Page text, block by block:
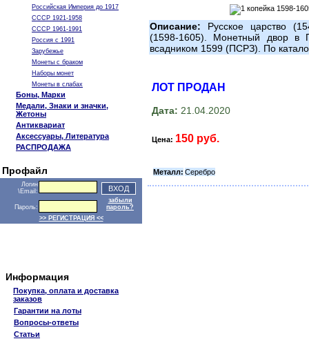
Российская Империя до 1917
СССР 1921-1958
СССР 1961-1991
Россия с 1991
Зарубежье
Монеты с браком
Наборы монет
Монеты в слабах
Боны, Марки
Медали, Знаки и значки,
Жетоны
Антиквариат
Аксессуары, Литература
РАСПРОДАЖА
Профайл
Логин
\Email:
Пароль:
забыли
пароль?
>> РЕГИСТРАЦИЯ <<
Информация
Покупка, оплата и доставка
заказов
Гарантии на лоты
Вопросы-ответы
Статьи
Описание: Русское царство
(1598-1605). Монетный двор в
всадником 1599 (ПСРЗ). По
ЛОТ ПРОДАН
Дата: 21.04.2020
Цена: 150 руб.
Металл: Серебро